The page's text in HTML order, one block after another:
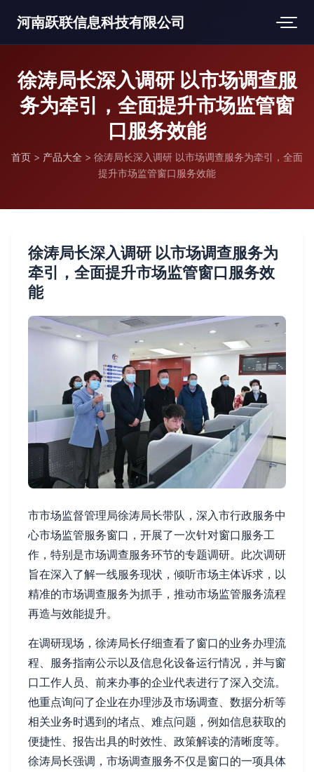
河南跃联信息科技有限公司
徐涛局长深入调研 以市场调查服
务为牵引，全面提升市场监管窗
口服务效能
首页 > 产品大全 > 徐涛局长深入调研 以市场调查服务为牵引，全面
提升市场监管窗口服务效能
徐涛局长深入调研 以市场调查服务为
牵引，全面提升市场监管窗口服务效
能
市市场监督管理局徐涛局长带队，深入市行政服务中
心市场监管服务窗口，开展了一次针对窗口服务工
作，特别是市场调查服务环节的专题调研。此次调研
旨在深入了解一线服务现状，倾听市场主体诉求，以
精准的市场调查服务为抓手，推动市场监管服务流程
再造与效能提升。
在调研现场，徐涛局长仔细查看了窗口的业务办理流
程、服务指南公示以及信息化设备运行情况，并与窗
口工作人员、前来办事的企业代表进行了深入交流。
他重点询问了企业在办理涉及市场调查、数据分析等
相关业务时遇到的堵点、难点问题，例如信息获取的
便捷性、报告出具的时效性、政策解读的清晰度等。
徐涛局长强调，市场调查服务不仅是窗口的一项具体